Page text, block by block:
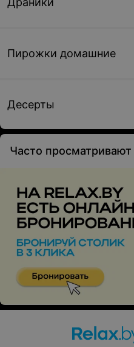
Таежный деликатес
260 г • Заливное из
говяжьих щек, соус релиш
25 руб.
Пирожки домашние
Десерты
Часто просматривают